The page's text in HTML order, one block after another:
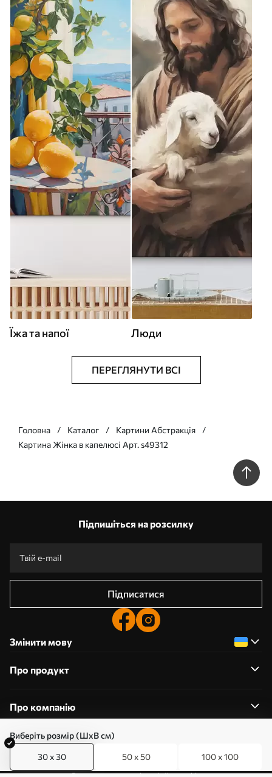
Виберіть розмір (ШхВ см)
30 x 30 50 x 50 100 x 100
Їжа та напої Люди
ПЕРЕГЛЯНУТИ ВСІ
Головна Каталог
Картини Абстракція
Картина Жінка в капелюсі Арт. s49312
Підпишіться на розсилку
Підписатися
Змінити мову
Про продукт
Про компанію
0800357223
Редагування дозволів на файли cookie